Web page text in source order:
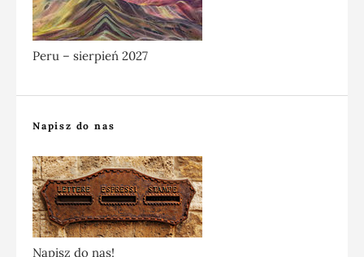
Peru – sierpień 2027
Napisz do nas
Napisz do nas!